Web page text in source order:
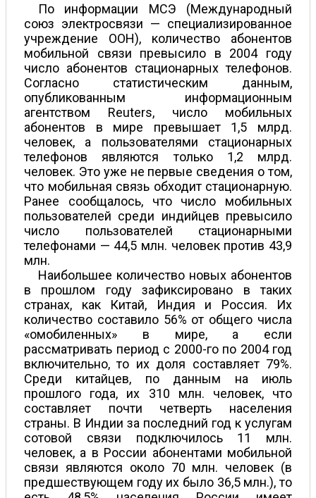
По информации МСЭ (Международный
союз электросвязи — специализированное
учреждение ООН), количество абонентов
мобильной связи превысило в 2004 году
число абонентов стационарных телефонов.
Согласно статистическим данным,
опубликованным информационным
агентством Reuters, число мобильных
абонентов в мире превышает 1,5 млрд.
человек, а пользователями стационарных
телефонов являются только 1,2 млрд.
человек. Это уже не первые сведения о том,
что мобильная связь обходит стационарную.
Ранее сообщалось, что число мобильных
пользователей среди индийцев превысило
число пользователей стационарными
телефонами — 44,5 млн. человек против 43,9
млн.
Наибольшее количество новых абонентов
в прошлом году зафиксировано в таких
странах, как Китай, Индия и Россия. Их
количество составило 56% от общего числа
«омобиленных» в мире, а если
рассматривать период с 2000-го по 2004 год
включительно, то их доля составляет 79%.
Среди китайцев, по данным на июль
прошлого года, их 310 млн. человек, что
составляет почти четверть населения
страны. В Индии за последний год к услугам
сотовой связи подключилось 11 млн.
человек, а в России абонентами мобильной
связи являются около 70 млн. человек (в
предшествующем году их было 36,5 млн.), то